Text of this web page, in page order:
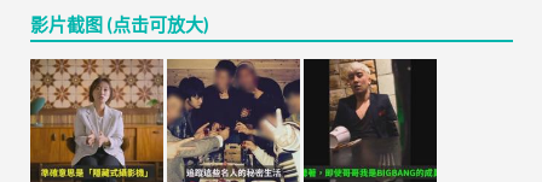
影片截图 (点击可放大)